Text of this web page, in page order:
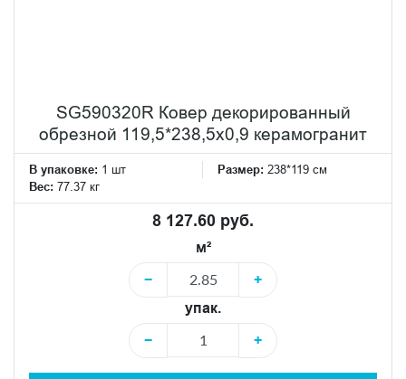
SG590320R Ковер декорированный
обрезной 119,5*238,5x0,9 керамогранит
В упаковке: 1 шт Размер: 238*119 см
Вес: 77.37 кг
8 127.60 руб.
м²
−
+
упак.
−
+